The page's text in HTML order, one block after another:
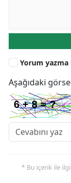
Yorum yazma
Aşağıdaki
* Bu içerik ile